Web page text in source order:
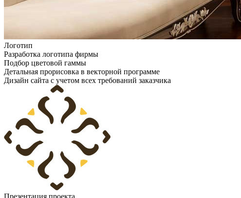
Логотип
Разработка логотипа фирмы
Подбор цветовой гаммы
Детальная прорисовка в векторной программе
Дизайн сайта с учетом всех требований заказчика
Презентация проекта